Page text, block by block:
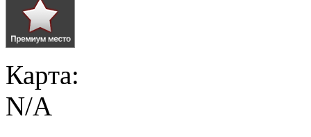
Карта:
N/A